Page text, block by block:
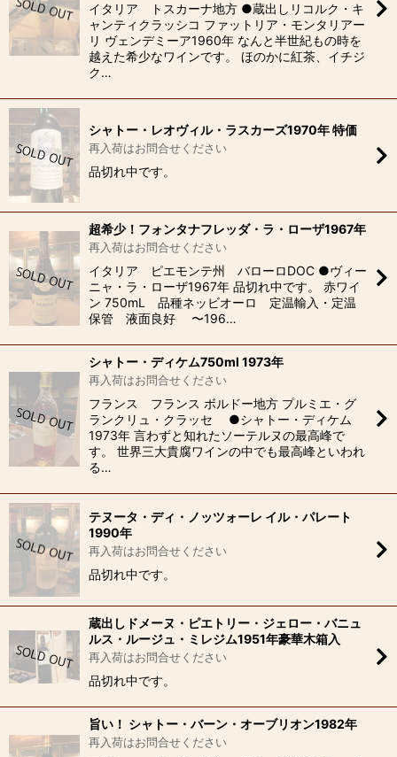
イタリア トスカーナ地方 ●蔵出しリコルク・キ
ャンティクラッシコ ファットリア・モンタリアー
リ ヴェンデミーア1960年 なんと半世紀もの時を
越えた希少なワインです。 ほのかに紅茶、イチジ
ク…
シャトー・レオヴィル・ラスカーズ1970年 特価
再入荷はお問合せください
品切れ中です。
超希少！フォンタナフレッダ・ラ・ローザ1967年
再入荷はお問合せください
イタリア ピエモンテ州 バローロDOC ●ヴィー
ニャ・ラ・ローザ1967年 品切れ中です。 赤ワイ
ン 750mL 品種ネッビオーロ 定温輸入・定温
保管 液面良好 〜196…
シャトー・ディケム750ml 1973年
再入荷はお問合せください
フランス フランス ボルドー地方 プルミエ・グ
ランクリュ・クラッセ ●シャトー・ディケム
1973年 言わずと知れたソーテルヌの最高峰で
す。 世界三大貴腐ワインの中でも最高峰といわれ
る…
テヌータ・ディ・ノッツォーレ イル・パレート
1990年
再入荷はお問合せください
品切れ中です。
蔵出しドメーヌ・ピエトリー・ジェロー・バニュ
ルス・ルージュ・ミレジム1951年豪華木箱入
再入荷はお問合せください
品切れ中です。
旨い！ シャトー・バーン・オーブリオン1982年
再入荷はお問合せください